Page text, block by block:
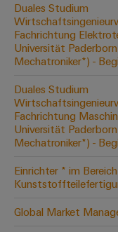
für
die
Energiewende
Effizienter
Betrieb
von
Windparks
Cabinet
Bestückte
Modifizierte
und
bestückte
Duales Studium
Fachrichtung
Universität
Mechatroniker*) -
Duales Studium
Fachrichtung
Universität
Mechatroniker*) -
Einrichter * im Bereich
Global Market